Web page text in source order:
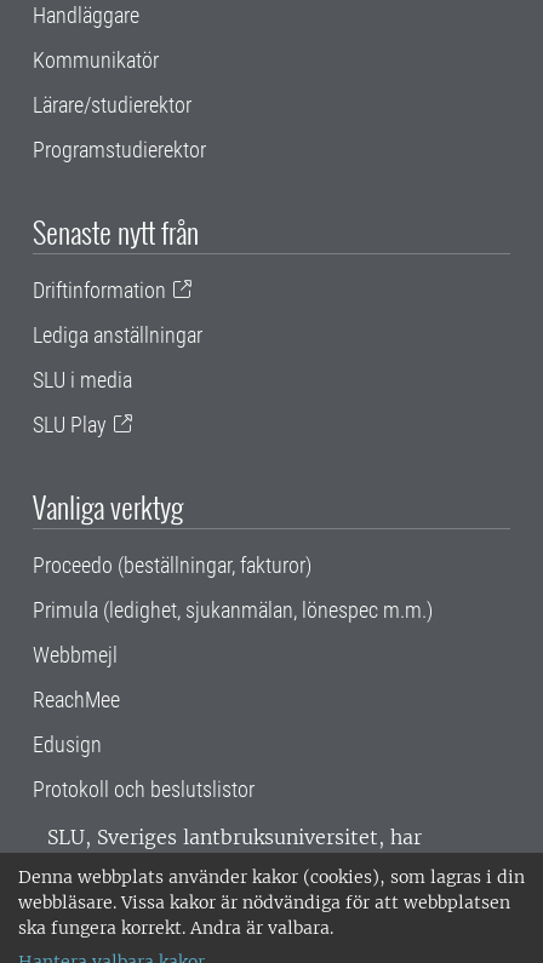
Denna webbplats använder kakor (cookies), som lagras i din
webbläsare. Vissa kakor är nödvändiga för att webbplatsen
ska fungera korrekt. Andra är valbara.
Handläggare
Kommunikatör
Lärare/studierektor
Programstudierektor
Senaste nytt från
Driftinformation
Lediga anställningar
SLU i media
SLU Play
Vanliga verktyg
Proceedo (beställningar, fakturor)
Primula (ledighet, sjukanmälan, lönespec m.m.)
Webbmejl
ReachMee
Edusign
Protokoll och beslutslistor
SLU, Sveriges lantbruksuniversitet, har
verksamhet över hela Sverige. Huvudorter är
Alnarp, Uppsala och Umeå.SLU är
miljöcertifierat enligt ISO 14001. •
018-67 10 00 • Org nr: 202100-2817 •